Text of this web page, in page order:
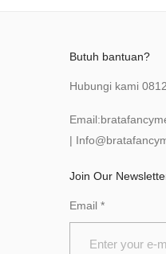
Butuh bantuan?
Hubungi kami
Email:
|
Join Our
Email *